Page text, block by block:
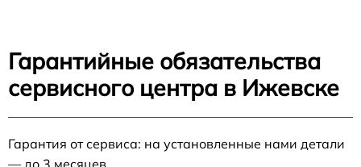
Гарантийные обязательства
сервисного центра в Ижевске
Гарантия от сервиса: на установленные нами детали